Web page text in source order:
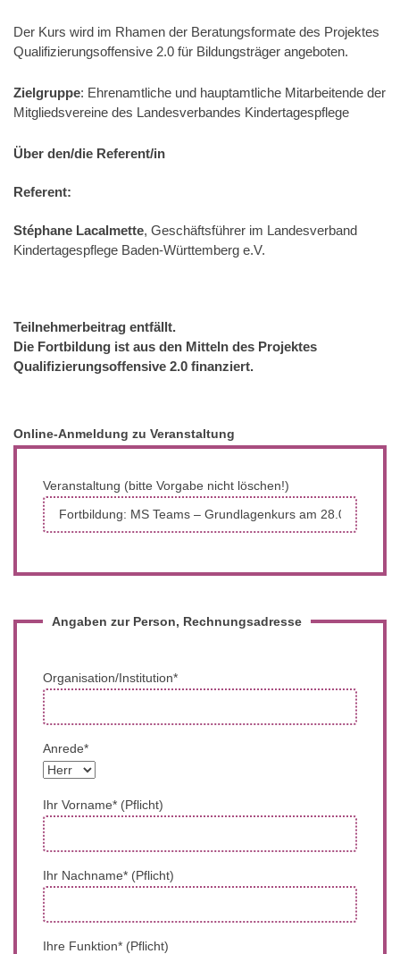
Der Kurs wird im Rhamen der Beratungsformate des Projektes
Qualifizierungsoffensive 2.0 für Bildungsträger angeboten.
Zielgruppe: Ehrenamtliche und hauptamtliche Mitarbeitende der
Mitgliedsvereine des Landesverbandes Kindertagespflege
Über den/die Referent/in
Referent:
Stéphane Lacalmette, Geschäftsführer im Landesverband
Kindertagespflege Baden-Württemberg e.V.
Teilnehmerbeitrag entfällt.
Die Fortbildung ist aus den Mitteln des Projektes
Qualifizierungsoffensive 2.0 finanziert.
Online-Anmeldung zu Veranstaltung
Veranstaltung (bitte Vorgabe nicht löschen!)
Angaben zur Person, Rechnungsadresse
Organisation/Institution*
Anrede*
Ihr Vorname* (Pflicht)
Ihr Nachname* (Pflicht)
Ihre Funktion* (Pflicht)